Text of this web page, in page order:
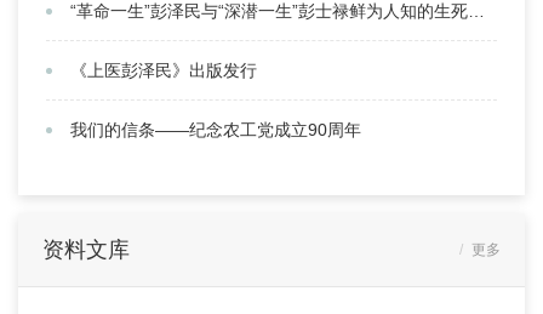
“革命一生”彭泽民与“深潜一生”彭士禄鲜为人知的生死患难之交
《上医彭泽民》出版发行
我们的信条——纪念农工党成立90周年
更多
资料文库